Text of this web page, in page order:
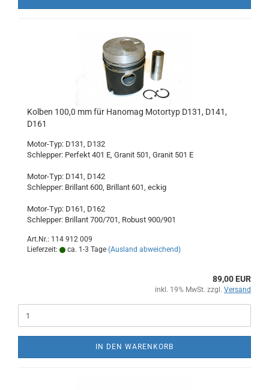
Kolben 100,0 mm für Hanomag Motortyp D131, D141,
D161
Motor-Typ: D131, D132
Schlepper: Perfekt 401 E, Granit 501, Granit 501 E
Motor-Typ: D141, D142
Schlepper: Brillant 600, Brillant 601, eckig
Motor-Typ: D161, D162
Schlepper: Brillant 700/701, Robust 900/901
Art.Nr.: 114 912 009
Lieferzeit:
ca. 1-3 Tage (Ausland abweichend)
89,00 EUR
inkl. 19% MwSt. zzgl. Versand
IN DEN WARENKORB